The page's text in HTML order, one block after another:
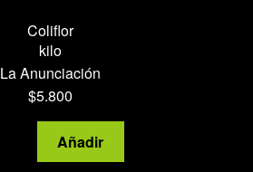
Coliflor
kilo
La Anunciación
$5.800
Coliflor
cantidad
Añadir